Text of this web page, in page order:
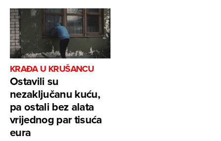
KRAĐA U KRUŠANCU
Ostavili su
nezaključanu kuću,
pa ostali bez alata
vrijednog par tisuća
eura